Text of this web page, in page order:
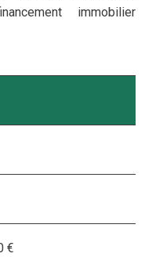
immobilier
€